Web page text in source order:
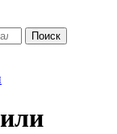
Поиск